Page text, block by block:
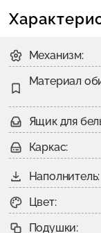
Механизм:
Материал
Ящик для
Каркас:
Наполнитель:
Цвет:
Подушки: